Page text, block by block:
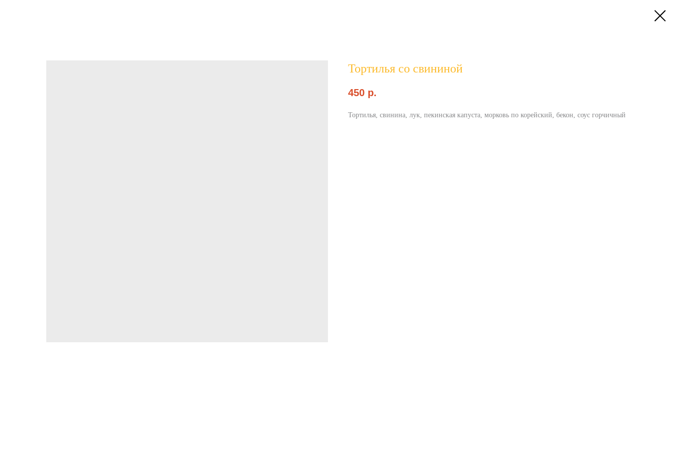
Тортилья со свининой
450 p.
Тортилья, свинина, лук, пекинская капуста, морковь по корейский, бекон, соус горчичный